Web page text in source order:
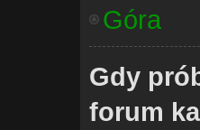
Góra
Gdy
forum